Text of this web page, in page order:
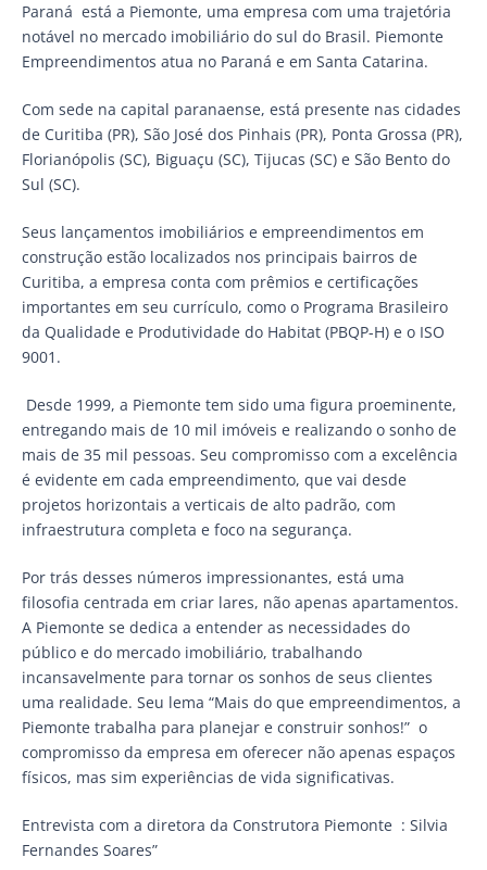
Paraná está a Piemonte, uma empresa com uma trajetória
notável no mercado imobiliário do sul do Brasil. Piemonte
Empreendimentos atua no Paraná e em Santa Catarina.
Com sede na capital paranaense, está presente nas cidades
de Curitiba (PR), São José dos Pinhais (PR), Ponta Grossa (PR),
Florianópolis (SC), Biguaçu (SC), Tijucas (SC) e São Bento do
Sul (SC).
Seus lançamentos imobiliários e empreendimentos em
construção estão localizados nos principais bairros de
Curitiba, a empresa conta com prêmios e certificações
importantes em seu currículo, como o Programa Brasileiro
da Qualidade e Produtividade do Habitat (PBQP-H) e o ISO
9001.
Desde 1999, a Piemonte tem sido uma figura proeminente,
entregando mais de 10 mil imóveis e realizando o sonho de
mais de 35 mil pessoas. Seu compromisso com a excelência
é evidente em cada empreendimento, que vai desde
projetos horizontais a verticais de alto padrão, com
infraestrutura completa e foco na segurança.
Por trás desses números impressionantes, está uma
filosofia centrada em criar lares, não apenas apartamentos.
A Piemonte se dedica a entender as necessidades do
público e do mercado imobiliário, trabalhando
incansavelmente para tornar os sonhos de seus clientes
uma realidade. Seu lema “Mais do que empreendimentos, a
Piemonte trabalha para planejar e construir sonhos!” o
compromisso da empresa em oferecer não apenas espaços
físicos, mas sim experiências de vida significativas.
Entrevista com a diretora da Construtora Piemonte : Silvia
Fernandes Soares”